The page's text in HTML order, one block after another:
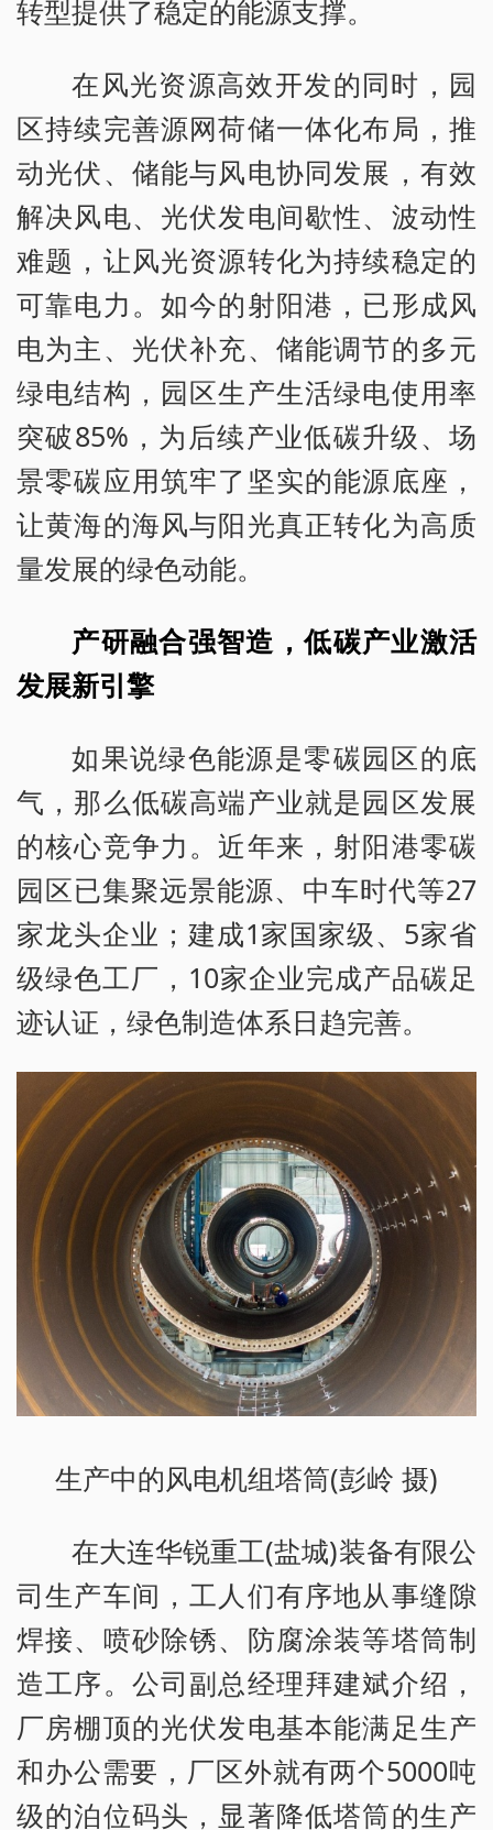
转型提供了稳定的能源支撑。
在风光资源高效开发的同时，园
区持续完善源网荷储一体化布局，推
动光伏、储能与风电协同发展，有效
解决风电、光伏发电间歇性、波动性
难题，让风光资源转化为持续稳定的
可靠电力。如今的射阳港，已形成风
电为主、光伏补充、储能调节的多元
绿电结构，园区生产生活绿电使用率
突破85%，为后续产业低碳升级、场
景零碳应用筑牢了坚实的能源底座，
让黄海的海风与阳光真正转化为高质
量发展的绿色动能。
产研融合强智造，低碳产业激活
发展新引擎
如果说绿色能源是零碳园区的底
气，那么低碳高端产业就是园区发展
的核心竞争力。近年来，射阳港零碳
园区已集聚远景能源、中车时代等27
家龙头企业；建成1家国家级、5家省
级绿色工厂，10家企业完成产品碳足
迹认证，绿色制造体系日趋完善。
生产中的风电机组塔筒(彭岭 摄)
在大连华锐重工(盐城)装备有限公
司生产车间，工人们有序地从事缝隙
焊接、喷砂除锈、防腐涂装等塔筒制
造工序。公司副总经理拜建斌介绍，
厂房棚顶的光伏发电基本能满足生产
和办公需要，厂区外就有两个5000吨
级的泊位码头，显著降低塔筒的生产